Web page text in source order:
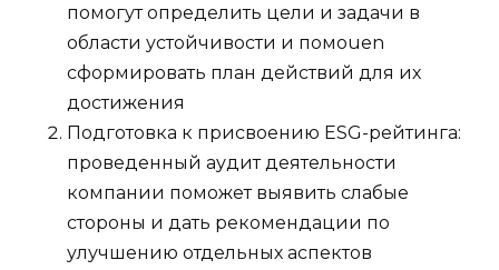
помогут определить цели и задачи в
области устойчивости и помоuen
сформировать план действий для их
достижения
Подготовка к присвоению ESG-рейтинга:
проведенный аудит деятельности
компании поможет выявить слабые
стороны и дать рекомендации по
улучшению отдельных аспектов